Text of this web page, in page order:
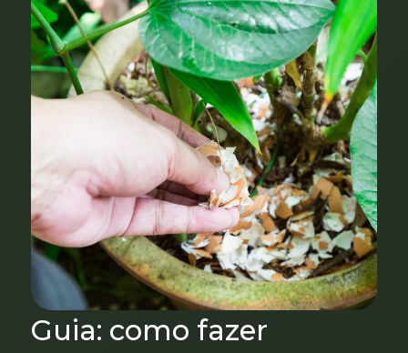
Guia: como fazer